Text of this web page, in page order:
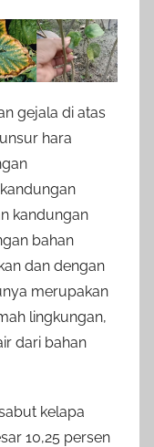
gejala di atas
hara
kandungan
bahan
dan dengan
merupakan
lingkungan,
dari bahan
kelapa
10,25 persen